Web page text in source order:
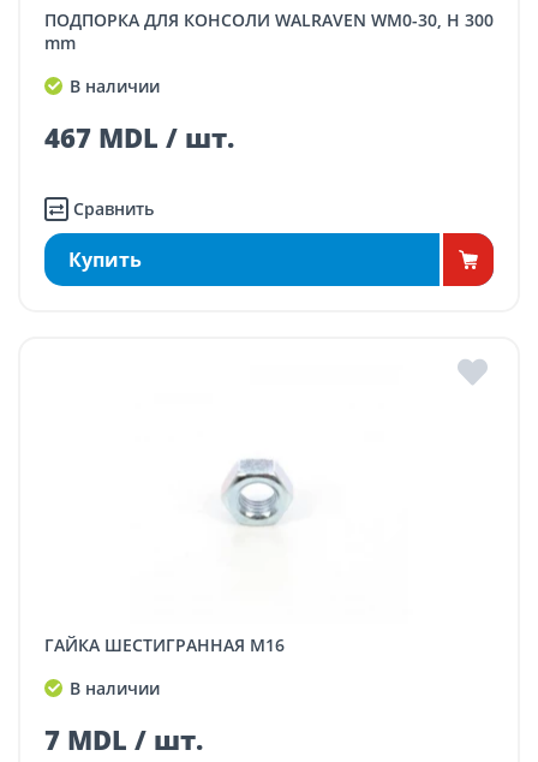
ПОДПОРКА ДЛЯ КОНСОЛИ WALRAVEN WM0-30, H 300
mm
В наличии
467 MDL / шт.
Сравнить
Купить
ГАЙКА ШЕСТИГРАННАЯ M16
В наличии
7 MDL / шт.